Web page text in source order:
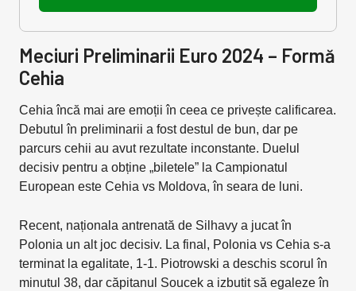
Meciuri Preliminarii Euro 2024 – Formă
Cehia
Cehia încă mai are emoții în ceea ce privește calificarea.
Debutul în preliminarii a fost destul de bun, dar pe
parcurs cehii au avut rezultate inconstante. Duelul
decisiv pentru a obține „biletele” la Campionatul
European este Cehia vs Moldova, în seara de luni.
Recent, naționala antrenată de Silhavy a jucat în
Polonia un alt joc decisiv. La final, Polonia vs Cehia s-a
terminat la egalitate, 1-1. Piotrowski a deschis scorul în
minutul 38, dar căpitanul Soucek a izbutit să egaleze în